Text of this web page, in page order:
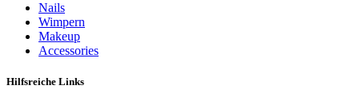
Nails
Wimpern
Makeup
Accessories
Hilfsreiche Links